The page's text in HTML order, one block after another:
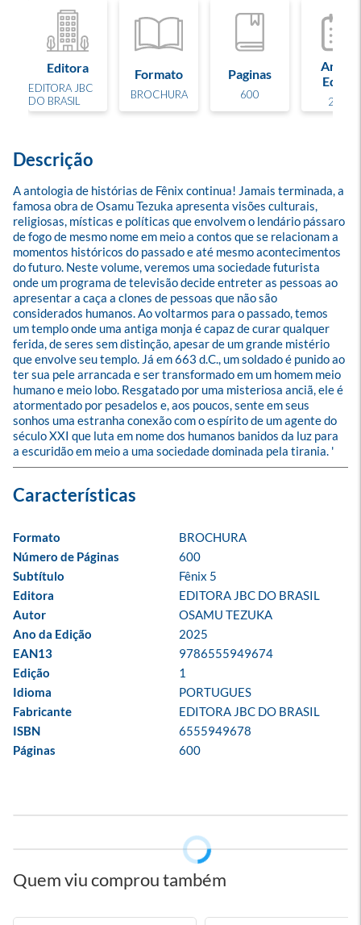
Editora
EDITORA JBC
DO BRASIL
Formato
BROCHURA
Paginas
600
Ano de
Edição
2025
Descrição
A antologia de histórias de Fênix continua! Jamais terminada, a
famosa obra de Osamu Tezuka apresenta visões culturais,
religiosas, místicas e políticas que envolvem o lendário pássaro
de fogo de mesmo nome em meio a contos que se relacionam a
momentos históricos do passado e até mesmo acontecimentos
do futuro. Neste volume, veremos uma sociedade futurista
onde um programa de televisão decide entreter as pessoas ao
apresentar a caça a clones de pessoas que não são
considerados humanos. Ao voltarmos para o passado, temos
um templo onde uma antiga monja é capaz de curar qualquer
ferida, de seres sem distinção, apesar de um grande mistério
que envolve seu templo. Já em 663 d.C., um soldado é punido ao
ter sua pele arrancada e ser transformado em um homem meio
humano e meio lobo. Resgatado por uma misteriosa anciã, ele é
atormentado por pesadelos e, aos poucos, sente em seus
sonhos uma estranha conexão com o espírito de um agente do
século XXI que luta em nome dos humanos banidos da luz para
a escuridão em meio a uma sociedade dominada pela tirania. '
Formato
BROCHURA
Número de Páginas
600
Subtítulo
Fênix 5
Editora
EDITORA JBC DO BRASIL
Autor
OSAMU TEZUKA
Ano da Edição
2025
EAN13
9786555949674
Edição
1
Idioma
PORTUGUES
Fabricante
EDITORA JBC DO BRASIL
ISBN
6555949678
Páginas
600
Quem viu comprou também